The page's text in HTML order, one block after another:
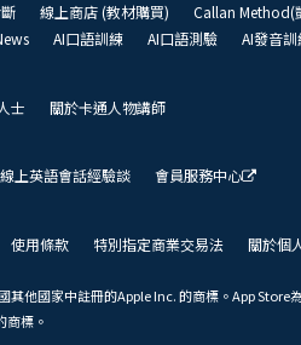
線上商店 (教材購買) Callan Method(
AI口語訓練 AI口語測驗 AI發音訓
士 關於卡通人物講師
線上英語會話經驗談 會員服務中心
使用條款 特別指定商業交易法 關於個
其他國家中註冊的Apple Inc. 的商標。App Store
商標。